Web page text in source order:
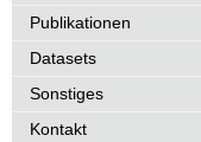
Publikationen
Datasets
Sonstiges
Kontakt